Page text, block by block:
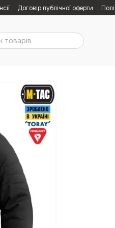
Договір публічної оферти